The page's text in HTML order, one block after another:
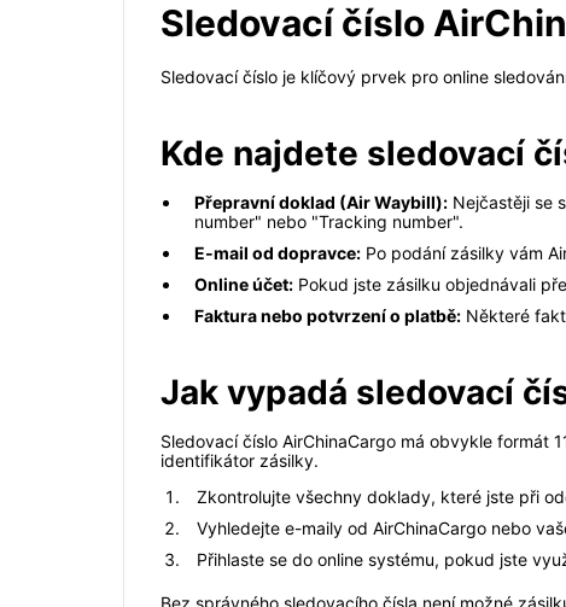
Sledovací číslo
Sledovací číslo je klíčový prvek pro online
Kde najdete sledovací
Přepravní doklad (Air Waybill): Nejčastěji se
number" nebo "Tracking number".
E-mail od dopravce: Po podání zásilky vám
Online účet: Pokud jste zásilku objednávali
Faktura nebo potvrzení o platbě: Některé
Jak vypadá sledovací
Sledovací číslo AirChinaCargo má obvykle formát
identifikátor zásilky.
Zkontrolujte všechny doklady, které jste při
Vyhledejte e-maily od AirChinaCargo nebo
Přihlaste se do online systému, pokud jste